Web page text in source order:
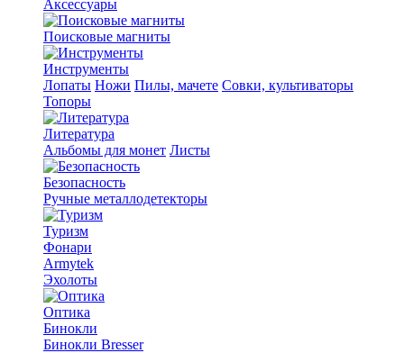
Аксессуары
Поисковые магниты
Инструменты
Лопаты Ножи Пилы, мачете Совки, культиваторы
Топоры
Литература
Альбомы для монет Листы
Безопасность
Ручные металлодетекторы
Туризм
Фонари
Armytek
Эхолоты
Оптика
Бинокли
Бинокли Bresser